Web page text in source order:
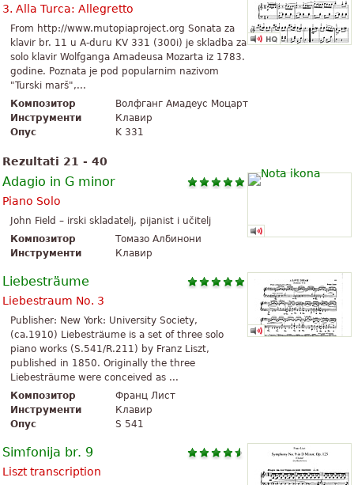
3. Alla Turca: Allegretto
From http://www.mutopiaproject.org Sonata za
klavir br. 11 u A-duru KV 331 (300i) je skladba za
solo klavir Wolfganga Amadeusa Mozarta iz 1783.
godine. Poznata je pod popularnim nazivom
"Turski marš",...
Композитор
Волфганг Амадеус Моцарт
Инструменти
Клавир
Опус
K 331
Rezultati 21 - 40
Adagio in G minor
Piano Solo
John Field – irski skladatelj, pijanist i učitelj
Композитор
Томазо Албинони
Инструменти
Клавир
Liebesträume
Liebestraum No. 3
Publisher: New York: University Society,
(ca.1910) Liebesträume is a set of three solo
piano works (S.541/R.211) by Franz Liszt,
published in 1850. Originally the three
Liebesträume were conceived as ...
Композитор
Франц Лист
Инструменти
Клавир
Опус
S 541
Simfonija br. 9
Liszt transcription